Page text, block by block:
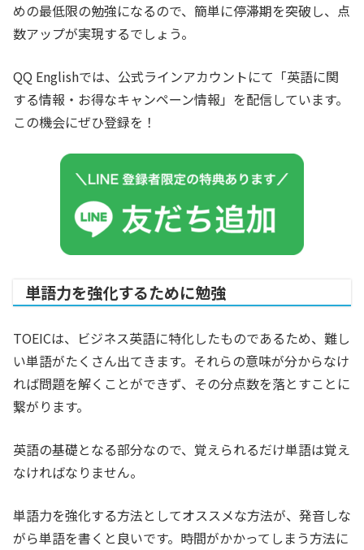
めの最低限の勉強になるので、簡単に停滞期を突破し、点
数アップが実現するでしょう。
QQ Englishでは、公式ラインアカウントにて「英語に関
する情報・お得なキャンペーン情報」を配信しています。
この機会にぜひ登録を！
単語力を強化するために勉強
TOEICは、ビジネス英語に特化したものであるため、難し
い単語がたくさん出てきます。それらの意味が分からなけ
れば問題を解くことができず、その分点数を落とすことに
繋がります。
英語の基礎となる部分なので、覚えられるだけ単語は覚え
なければなりません。
単語力を強化する方法としてオススメな方法が、発音しな
がら単語を書くと良いです。時間がかかってしまう方法に